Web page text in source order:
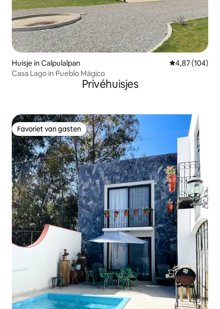
Huisje in Calpulalpan Gemiddelde
4,87 (104)
Casa Lago in Pueblo Mágico
Privéhuisjes
Favoriet van gasten
Favoriet van gasten